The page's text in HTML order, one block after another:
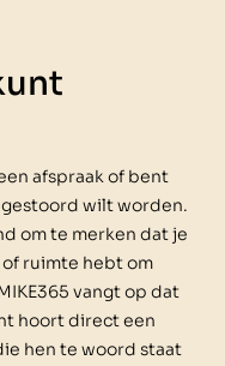
afspraak of bent
wilt worden.
om te merken dat je
ruimte hebt om
vangt op dat
hoort direct een
hen te woord staat